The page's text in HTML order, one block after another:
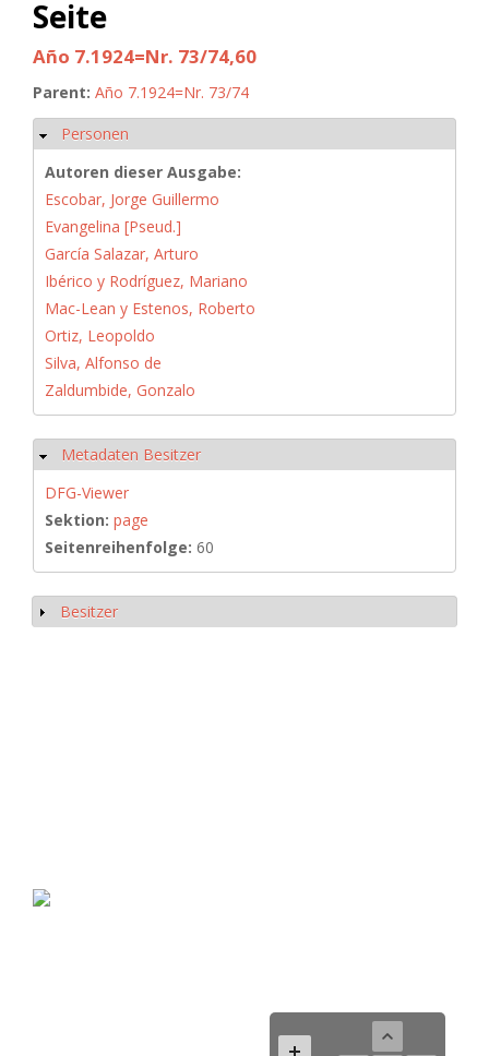
Seite
Año 7.1924=Nr. 73/74,60
Parent: Año 7.1924=Nr. 73/74
Hide
Personen
Autoren dieser Ausgabe:
Escobar, Jorge Guillermo
Evangelina [Pseud.]
García Salazar, Arturo
Ibérico y Rodríguez, Mariano
Mac-Lean y Estenos, Roberto
Ortiz, Leopoldo
Silva, Alfonso de
Zaldumbide, Gonzalo
Hide
Metadaten Besitzer
DFG-Viewer
Sektion: page
Seitenreihenfolge: 60
Show
Besitzer